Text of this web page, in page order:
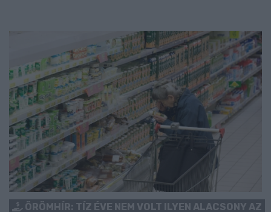
ÖRÖMHÍR: TÍZ ÉVE NEM VOLT ILYEN ALACSONY AZ